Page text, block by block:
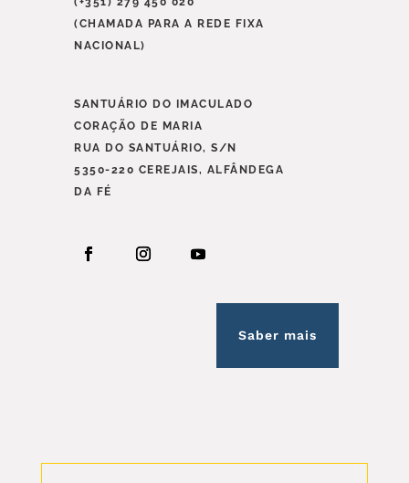
(CHAMADA PARA A REDE FIXA
NACIONAL)
SANTUÁRIO DO IMACULADO
CORAÇÃO DE MARIA
RUA DO SANTUÁRIO, S/N
5350-220 CEREJAIS, ALFÂNDEGA
DA FÉ
Saber mais